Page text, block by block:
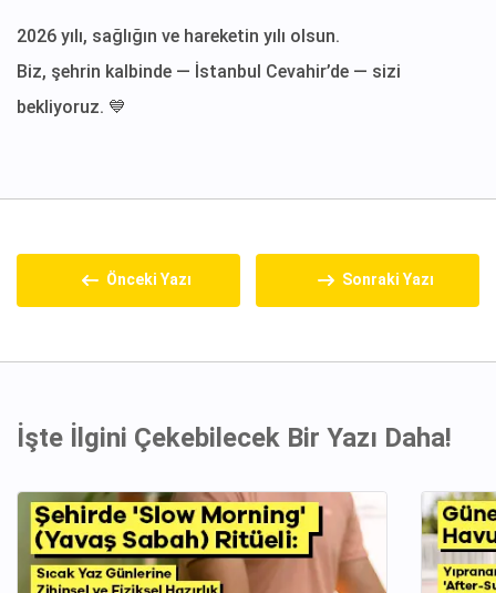
2026 yılı, sağlığın ve hareketin yılı olsun.
Biz, şehrin kalbinde — İstanbul Cevahir’de — sizi
bekliyoruz. 💙
Önceki Yazı Sonraki Yazı
İşte İlgini Çekebilecek Bir Yazı Daha!